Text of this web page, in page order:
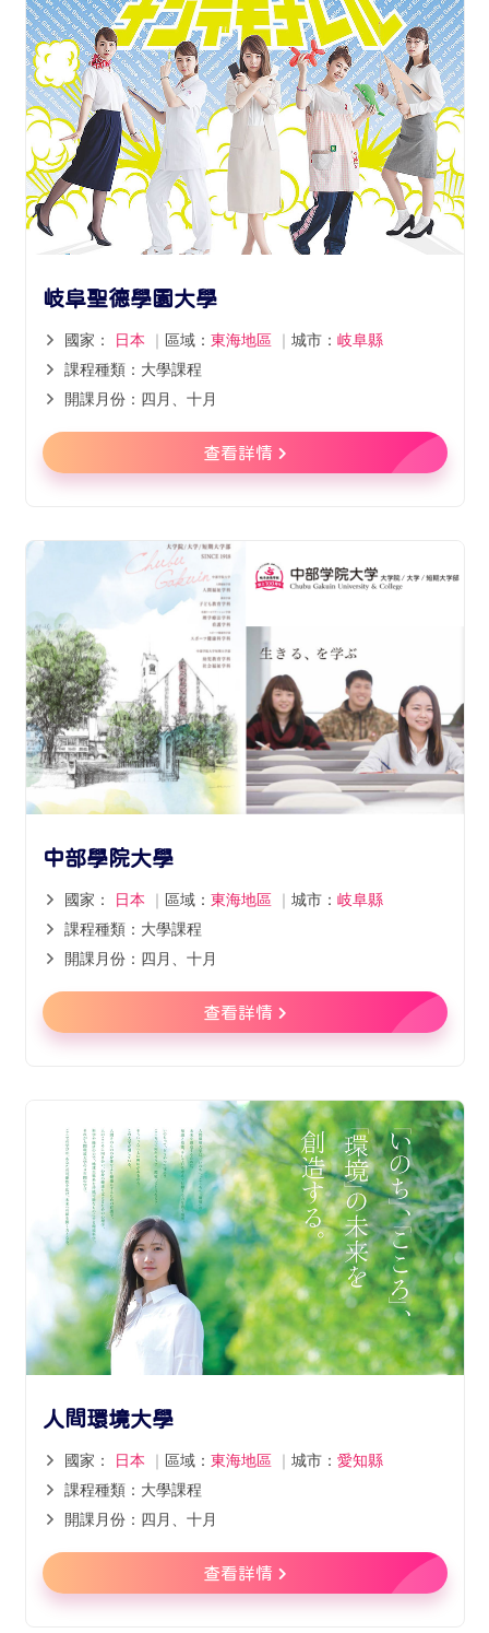
岐阜聖德學園大學
國家： 日本 ｜ 區域： 東海地區 ｜ 城市： 岐阜縣
課程種類：大學課程
開課月份：四月、十月
查看詳情
中部學院大學
國家： 日本 ｜ 區域： 東海地區 ｜ 城市： 岐阜縣
課程種類：大學課程
開課月份：四月、十月
查看詳情
人間環境大學
國家： 日本 ｜ 區域： 東海地區 ｜ 城市： 愛知縣
課程種類：大學課程
開課月份：四月、十月
查看詳情